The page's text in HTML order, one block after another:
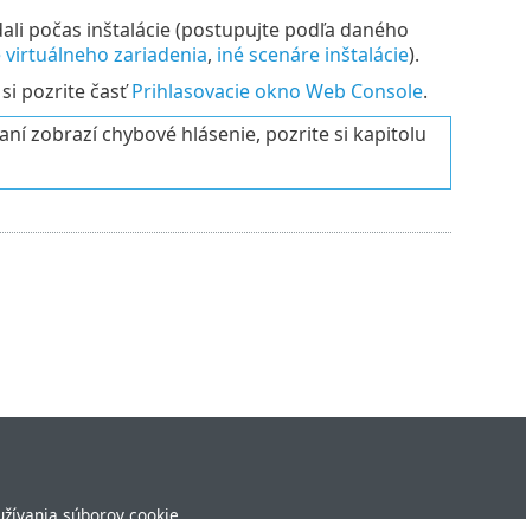
počas inštalácie (postupujte podľa daného
virtuálneho zariadenia, iné scenáre inštalácie).
pozrite časťPrihlasovacie okno Web Console.
zobrazí chybové hlásenie, pozrite si kapitolu